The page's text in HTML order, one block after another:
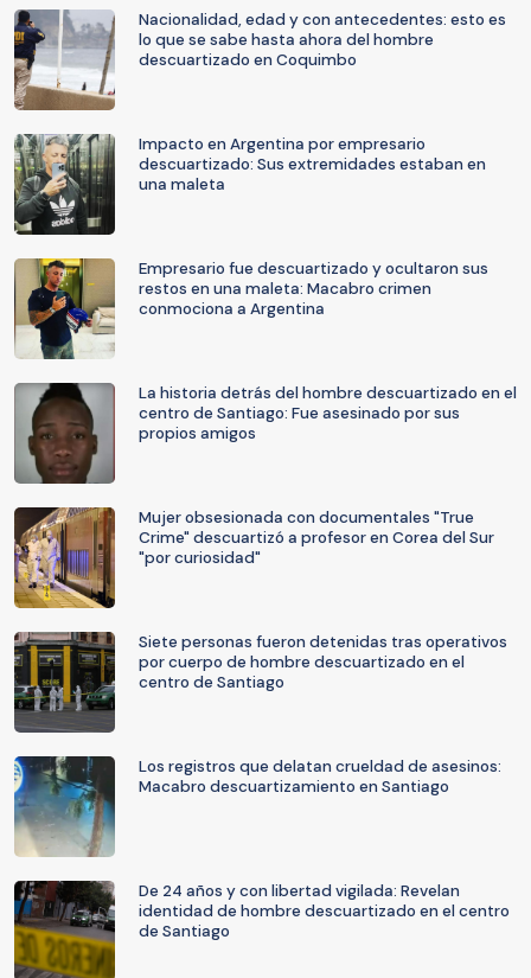
Nacionalidad, edad y con antecedentes: esto es
lo que se sabe hasta ahora del hombre
descuartizado en Coquimbo
Impacto en Argentina por empresario
descuartizado: Sus extremidades estaban en
una maleta
Empresario fue descuartizado y ocultaron sus
restos en una maleta: Macabro crimen
conmociona a Argentina
La historia detrás del hombre descuartizado en el
centro de Santiago: Fue asesinado por sus
propios amigos
Mujer obsesionada con documentales "True
Crime" descuartizó a profesor en Corea del Sur
"por curiosidad"
Siete personas fueron detenidas tras operativos
por cuerpo de hombre descuartizado en el
centro de Santiago
Los registros que delatan crueldad de asesinos:
Macabro descuartizamiento en Santiago
De 24 años y con libertad vigilada: Revelan
identidad de hombre descuartizado en el centro
de Santiago